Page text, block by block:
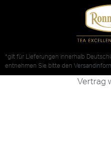
*gilt für Lieferungen innerhalb
entnehmen Sie bitte den
Vertrag